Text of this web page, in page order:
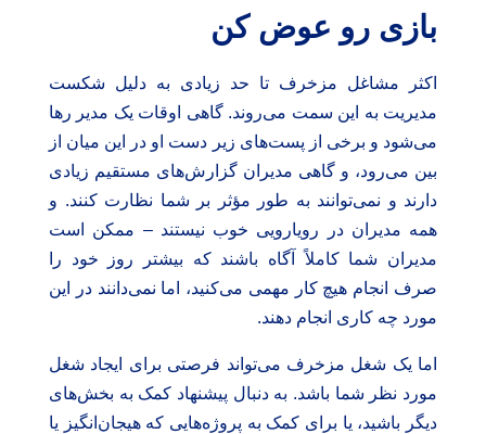
بازی رو عوض کن
اکثر مشاغل مزخرف تا حد زیادی به دلیل شکست
مدیریت به این سمت می‌روند. گاهی اوقات یک مدیر رها
می‌شود و برخی از پست‌های زیر دست او در این میان از
بین می‌رود، و گاهی مدیران گزارش‌های مستقیم زیادی
دارند و نمی‌توانند به طور مؤثر بر شما نظارت کنند. و
همه مدیران در رویارویی خوب نیستند – ممکن است
مدیران شما کاملاً آگاه باشند که بیشتر روز خود را
صرف انجام هیچ کار مهمی می‌کنید، اما نمی‌دانند در این
مورد چه کاری انجام دهند.
اما یک شغل مزخرف می‌تواند فرصتی برای ایجاد شغل
مورد نظر شما باشد. به دنبال پیشنهاد کمک به بخش‌های
دیگر باشید، یا برای کمک به پروژه‌هایی که هیجان‌انگیز یا